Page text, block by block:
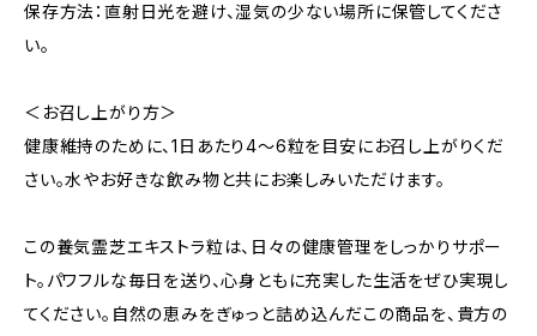
保存方法：直射日光を避け、湿気の少ない場所に保管してくださ
い。
＜お召し上がり方＞
健康維持のために、1日あたり4〜6粒を目安にお召し上がりくだ
さい。水やお好きな飲み物と共にお楽しみいただけます。
この養気霊芝エキストラ粒は、日々の健康管理をしっかりサポー
ト。パワフルな毎日を送り、心身ともに充実した生活をぜひ実現し
てください。自然の恵みをぎゅっと詰め込んだこの商品を、貴方の